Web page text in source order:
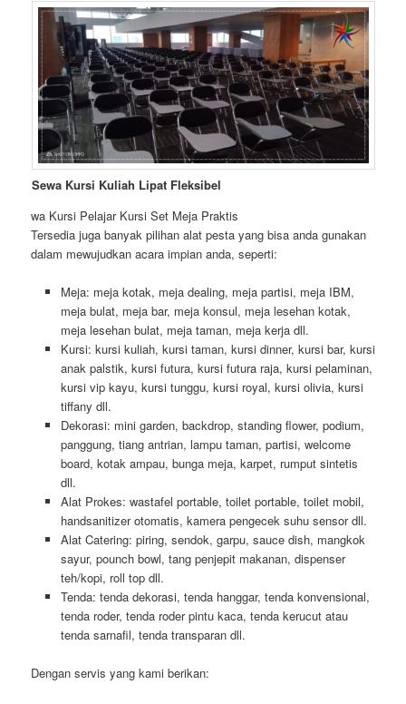
Sewa Kursi Kuliah Lipat Fleksibel
wa Kursi Pelajar Kursi Set Meja Praktis
Tersedia juga banyak pilihan alat pesta yang bisa anda gunakan
dalam mewujudkan acara impian anda, seperti:
Meja: meja kotak, meja dealing, meja partisi, meja IBM,
meja bulat, meja bar, meja konsul, meja lesehan kotak,
meja lesehan bulat, meja taman, meja kerja dll.
Kursi: kursi kuliah, kursi taman, kursi dinner, kursi bar, kursi
anak palstik, kursi futura, kursi futura raja, kursi pelaminan,
kursi vip kayu, kursi tunggu, kursi royal, kursi olivia, kursi
tiffany dll.
Dekorasi: mini garden, backdrop, standing flower, podium,
panggung, tiang antrian, lampu taman, partisi, welcome
board, kotak ampau, bunga meja, karpet, rumput sintetis
dll.
Alat Prokes: wastafel portable, toilet portable, toilet mobil,
handsanitizer otomatis, kamera pengecek suhu sensor dll.
Alat Catering: piring, sendok, garpu, sauce dish, mangkok
sayur, pounch bowl, tang penjepit makanan, dispenser
teh/kopi, roll top dll.
Tenda: tenda dekorasi, tenda hanggar, tenda konvensional,
tenda roder, tenda roder pintu kaca, tenda kerucut atau
tenda sarnafil, tenda transparan dll.
Dengan servis yang kami berikan: